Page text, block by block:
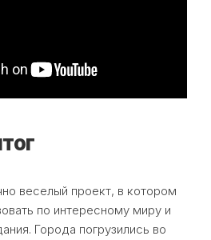
веселый проект, в котором
по интересному миру и
Города погрузились во